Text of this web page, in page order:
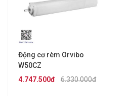
Động cơ rèm Orvibo
W50CZ
6.330.000đ
4.747.500đ